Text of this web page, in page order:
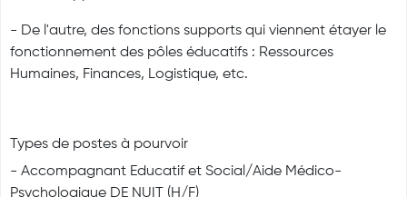
- De l'autre, des fonctions supports qui viennent étayer le
fonctionnement des pôles éducatifs : Ressources
Humaines, Finances, Logistique, etc.
Types de postes à pourvoir
- Accompagnant Educatif et Social/Aide Médico-
Psychologique DE NUIT (H/F)